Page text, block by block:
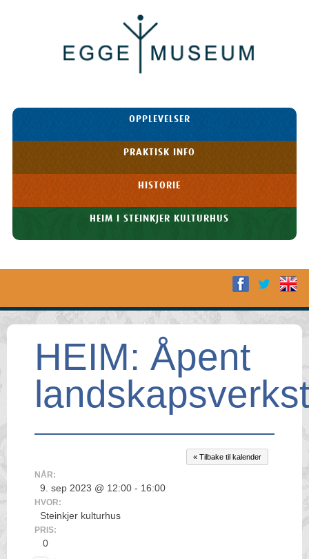
Museum
HOPP TIL
OPPLEVELSER
PRAKTISK INFO
HISTORIE
HEIM I STEINKJER KULTURHUS
HEIM: Åpent
« Tilbake til kalender
NÅR:
9. sep 2023 @ 12:00 - 16:00
HVOR:
Steinkjer kulturhus
PRIS:
0